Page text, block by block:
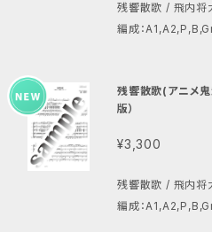
残響散歌 / 飛内将
編成：
残響散歌(アニメ
版）
¥3,300
残響散歌 / 飛内将
編成：